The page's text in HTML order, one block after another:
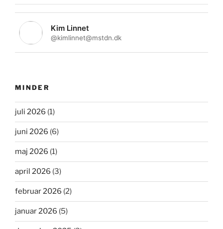
Kim Linnet
@kimlinnet@mstdn.dk
MINDER
juli 2026 (1)
juni 2026 (6)
maj 2026 (1)
april 2026 (3)
februar 2026 (2)
januar 2026 (5)